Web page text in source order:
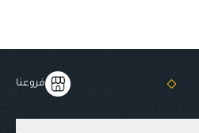
فروعنا